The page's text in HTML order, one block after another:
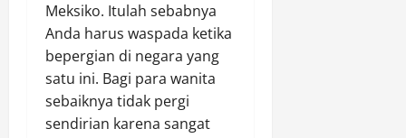
Meksiko. Itulah sebabnya
Anda harus waspada ketika
bepergian di negara yang
satu ini. Bagi para wanita
sebaiknya tidak pergi
sendirian karena sangat